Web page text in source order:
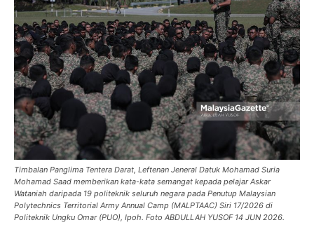
Timbalan Panglima Tentera Darat, Leftenan Jeneral Datuk Mohamad Suria
Mohamad Saad memberikan kata-kata semangat kepada pelajar Askar
Wataniah daripada 19 politeknik seluruh negara pada Penutup Malaysian
Polytechnics Territorial Army Annual Camp (MALPTAAC) Siri 17/2026 di
Politeknik Ungku Omar (PUO), Ipoh. Foto ABDULLAH YUSOF 14 JUN 2026.